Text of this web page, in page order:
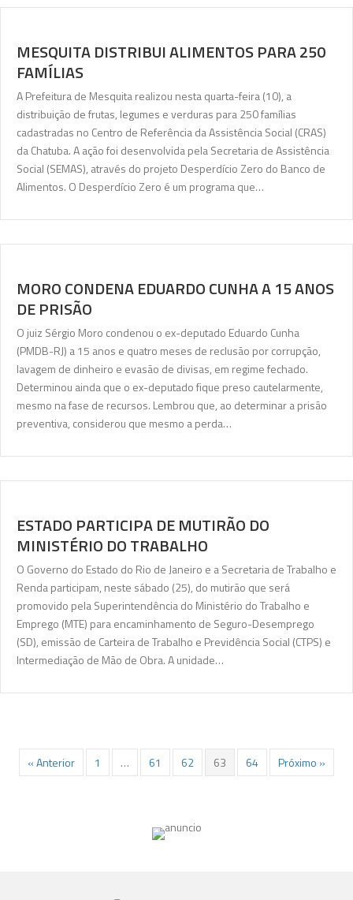
MESQUITA DISTRIBUI ALIMENTOS PARA 250
FAMÍLIAS
A Prefeitura de Mesquita realizou nesta quarta-feira (10), a
distribuição de frutas, legumes e verduras para 250 famílias
cadastradas no Centro de Referência da Assistência Social (CRAS)
da Chatuba. A ação foi desenvolvida pela Secretaria de Assistência
Social (SEMAS), através do projeto Desperdício Zero do Banco de
Alimentos. O Desperdício Zero é um programa que…
MORO CONDENA EDUARDO CUNHA A 15 ANOS
DE PRISÃO
O juiz Sérgio Moro condenou o ex-deputado Eduardo Cunha
(PMDB-RJ) a 15 anos e quatro meses de reclusão por corrupção,
lavagem de dinheiro e evasão de divisas, em regime fechado.
Determinou ainda que o ex-deputado fique preso cautelarmente,
mesmo na fase de recursos. Lembrou que, ao determinar a prisão
preventiva, considerou que mesmo a perda…
ESTADO PARTICIPA DE MUTIRÃO DO
MINISTÉRIO DO TRABALHO
O Governo do Estado do Rio de Janeiro e a Secretaria de Trabalho e
Renda participam, neste sábado (25), do mutirão que será
promovido pela Superintendência do Ministério do Trabalho e
Emprego (MTE) para encaminhamento de Seguro-Desemprego
(SD), emissão de Carteira de Trabalho e Previdência Social (CTPS) e
Intermediação de Mão de Obra. A unidade…
« Anterior 1 … 61 62 63 64 Próximo »